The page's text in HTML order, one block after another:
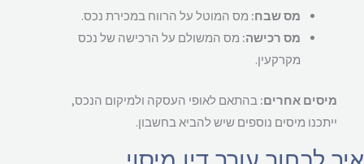
מס שבח:מס המוטל על הרווח במכירת נכס.
מס רכישה:מס המשולם על הרכישה של נכס
מקרקעין.
מיסים אחרים:בהתאם לאופי העסקה ולמיקום הנכס,
ייתכנו מיסים נוספים שיש להביא בחשבון.